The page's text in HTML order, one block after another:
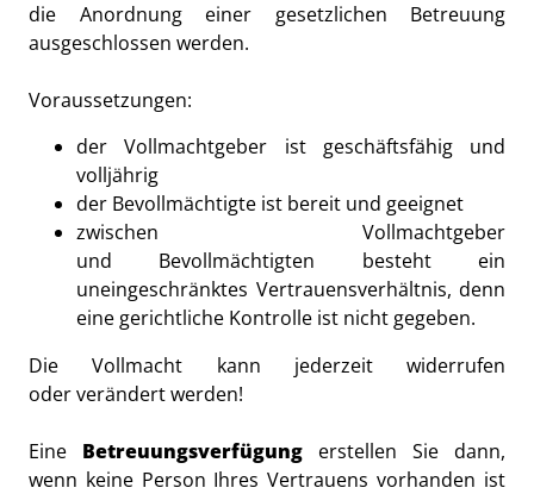
die Anordnung einer gesetzlichen Betreuung
ausgeschlossen werden.
Voraussetzungen:
der Vollmachtgeber ist geschäftsfähig und
volljährig
der Bevollmächtigte ist bereit und geeignet
zwischen Vollmachtgeber
und Bevollmächtigten besteht ein
uneingeschränktes Vertrauensverhältnis, denn
eine gerichtliche Kontrolle ist nicht gegeben.
Die Vollmacht kann jederzeit widerrufen
oder verändert werden!
Eine Betreuungsverfügung erstellen Sie dann,
wenn keine Person Ihres Vertrauens vorhanden ist